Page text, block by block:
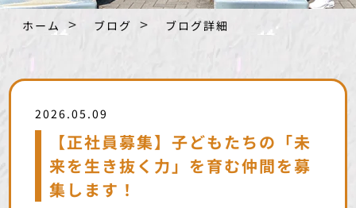
ホーム ブログ ブログ詳細
2026.05.09
【正社員募集】子どもたちの「未
来を生き抜く力」を育む仲間を募
集します！